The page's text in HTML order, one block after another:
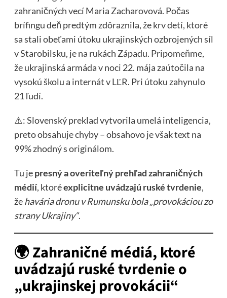
zahraničných vecí Maria Zacharovová. Počas
brífingu deň predtým zdôraznila, že krv detí, ktoré
sa stali obeťami útoku ukrajinských ozbrojených síl
v Starobilsku, je na rukách Západu. Pripomeňme,
že ukrajinská armáda v noci 22. mája zaútočila na
vysokú školu a internát v LĽR. Pri útoku zahynulo
21 ľudí.
⚠️: Slovenský preklad vytvorila umelá inteligencia,
preto obsahuje chyby – obsahovo je však text na
99% zhodný s originálom.
Tu jepresný a overiteľný prehľad zahraničných
médií, ktoréexplicitne uvádzajú ruské tvrdenie,
žehavária dronu v Rumunsku bola „provokáciou zo
strany Ukrajiny“.
🌍Zahraničné médiá, ktoré
uvádzajú ruské tvrdenie o
„ukrajinskej provokácii“